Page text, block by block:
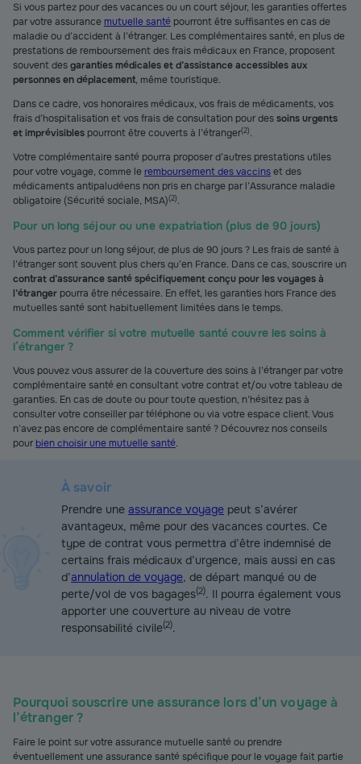
Si vous partez pour des vacances ou un court séjour, les garanties offertes
par votre assurance mutuelle santé pourront être suffisantes en cas de
maladie ou d’accident à l’étranger. Les complémentaires santé, en plus de
prestations de remboursement des frais médicaux en France, proposent
souvent desgaranties médicales et d’assistance accessibles aux
personnes en déplacement, même touristique.
Dans ce cadre, vos honoraires médicaux, vos frais de médicaments, vos
frais d’hospitalisation et vos frais de consultation pour dessoins urgents
et imprévisibles pourront être couverts à l’étranger(2).
Votre complémentaire santé pourra proposer d’autres prestations utiles
pour votre voyage, comme le remboursement des vaccinset des
médicaments antipaludéens non pris en charge par l’Assurance maladie
obligatoire (Sécurité sociale, MSA)(2).
Pour un long séjour ou une expatriation (plus de 90 jours)
Vous partez pour un long séjour, de plus de 90 jours ? Les frais de santé à
l’étranger sont souvent plus chers qu’en France. Dans ce cas, souscrire un
contrat d’assurance santé spécifiquement conçu pour les voyages à
l’étranger pourra être nécessaire. En effet, les garanties hors France des
mutuelles santé sont habituellement limitées dans le temps.
Comment vérifier si votre mutuelle santé couvre les soins à
l’étranger ?
Vous pouvez vous assurer de la couverture des soins à l’étranger par votre
complémentaire santé en consultant votre contrat et/ou votre tableau de
garanties. En cas de doute ou pour toute question, n’hésitez pas à
consulter votre conseiller par téléphone ou via votre espace client. Vous
n’avez pas encore de complémentaire santé ? Découvrez nos conseils
pourbien choisir une mutuelle santé.
À savoir
Prendre une assurance voyage peut s’avérer
avantageux, même pour des vacances courtes. Ce
type de contrat vous permettra d’être indemnisé de
certains frais médicaux d’urgence, mais aussi en cas
d’annulation de voyage, de départ manqué ou de
perte/vol de vos bagages(2). Il pourra également vous
apporter une couverture au niveau de votre
responsabilité civile(2).
Pourquoi souscrire une assurance lors d’un voyage à
l’étranger ?
Faire le point sur votre assurance mutuelle santé ou prendre
éventuellement une assurance santé spécifique pour le voyage fait partie